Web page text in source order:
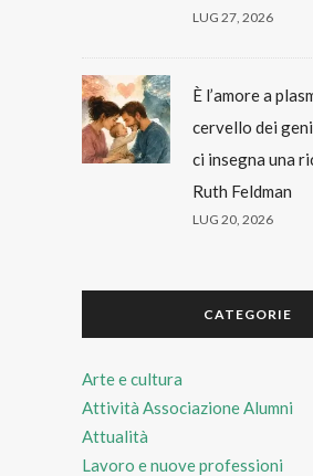
LUG 27, 2026
È l’amore a
cervello dei
ci insegna una
Ruth Feldman
LUG 20, 2026
CATEGORIE
Arte e cultura
Attività Associazione Alumni
Attualità
Lavoro e nuove professioni